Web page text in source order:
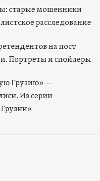
старые мошенники
расследование
на пост
Портреты и спойлеры
Грузию» —
Из серии